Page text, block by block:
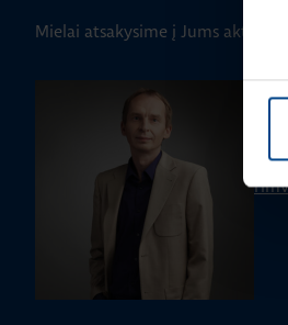
Mielai atsakysime į Jums